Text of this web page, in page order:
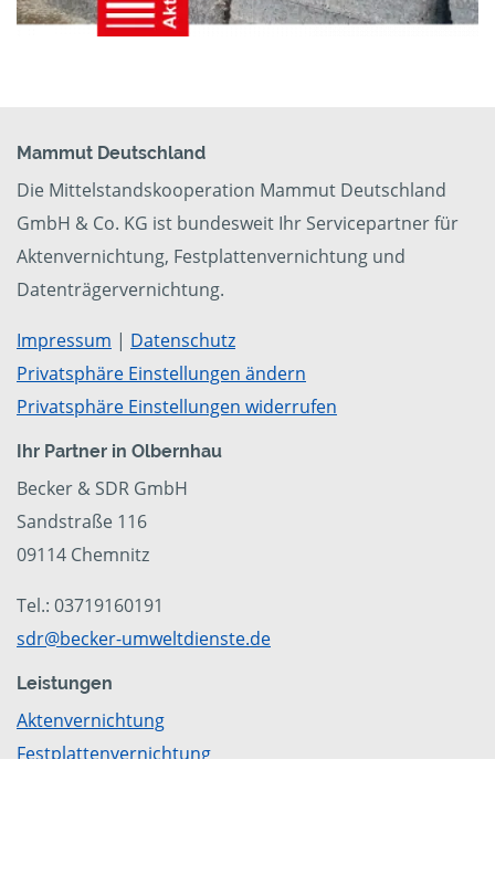
Mammut Deutschland
Die Mittelstandskooperation Mammut Deutschland
GmbH & Co. KG ist bundesweit Ihr Servicepartner für
Aktenvernichtung, Festplattenvernichtung und
Datenträgervernichtung.
Impressum | Datenschutz
Privatsphäre Einstellungen ändern
Privatsphäre Einstellungen widerrufen
Ihr Partner in Olbernhau
Becker & SDR GmbH
Sandstraße 116
09114 Chemnitz
Tel.: 03719160191
sdr@becker-umweltdienste.de
Leistungen
Aktenvernichtung
Festplattenvernichtung